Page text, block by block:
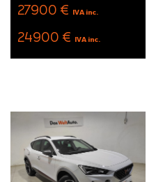
27900 € IVA inc.
24900 € IVA inc.